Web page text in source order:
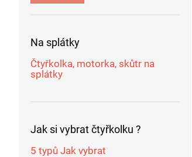
Na splátky
Čtyřkolka, motorka, skůtr na
splátky
Jak si vybrat čtyřkolku ?
5 typů Jak vybrat